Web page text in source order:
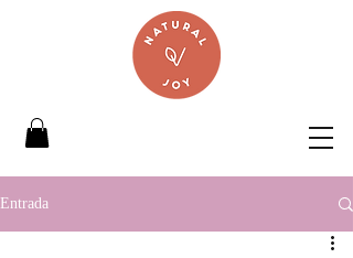
Entrada